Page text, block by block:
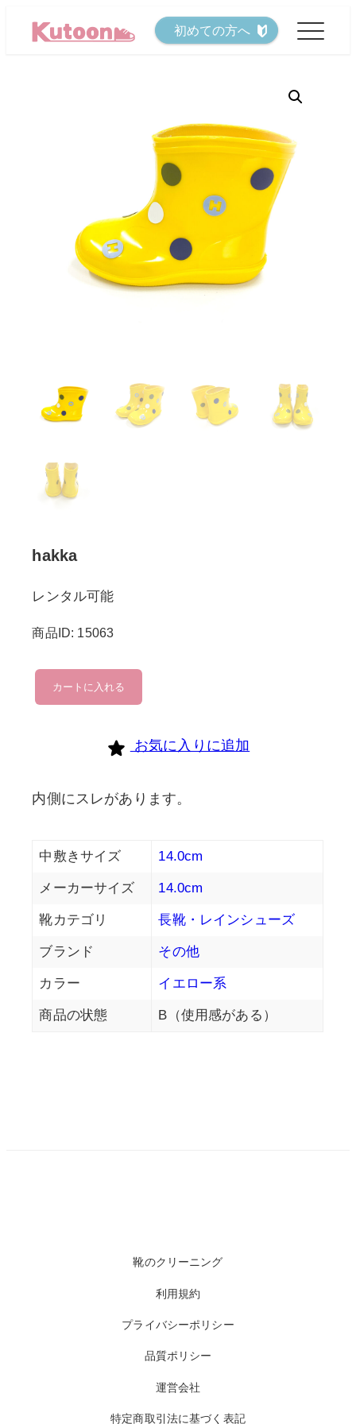
初めての方へ
hakka
レンタル可能
商品ID: 15063
hakka
個
カートに入れる
お気に入りに追加
内側にスレがあります。
中敷きサイズ 14.0cm
メーカーサイズ 14.0cm
靴カテゴリ 長靴・レインシューズ
ブランド その他
カラー イエロー系
商品の状態 B（使用感がある）
靴のクリーニング
利用規約
プライバシーポリシー
品質ポリシー
運営会社
特定商取引法に基づく表記